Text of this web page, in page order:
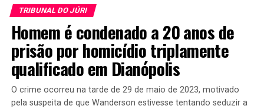
TRIBUNAL DO JÚRI
Homem é condenado a 20 anos de
prisão por homicídio triplamente
qualificado em Dianópolis
O crime ocorreu na tarde de 29 de maio de 2023, motivado
pela suspeita de que Wanderson estivesse tentando seduzir a